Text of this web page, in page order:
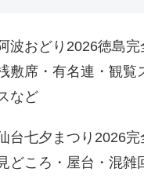
波おどり2026徳島完
敷席・有名連・観覧
など
台七夕まつり2026完
どころ・屋台・混雑